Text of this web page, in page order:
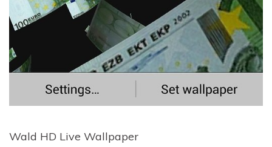
Wald HD Live Wallpaper